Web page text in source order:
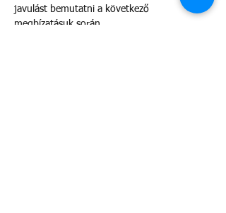
javulást bemutatni a következő
megbízatásuk során.